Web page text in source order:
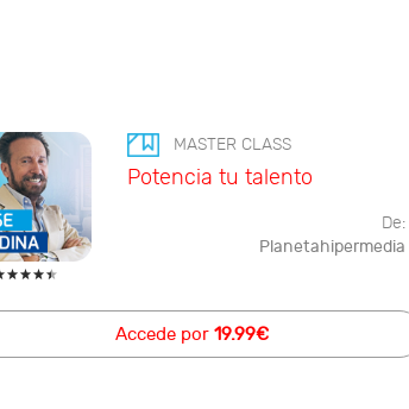
MASTER CLASS
Potencia tu talento
De:
Planetahipermedia
Accede por 19.99€